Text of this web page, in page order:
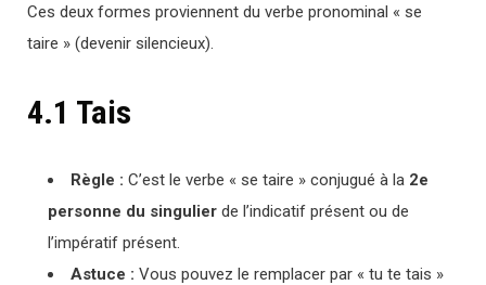
Ces deux formes proviennent du verbe pronominal « se
taire » (devenir silencieux).
4.1 Tais
Règle : C’est le verbe « se taire » conjugué à la 2e
personne du singulierde l’indicatif présent ou de
l’impératif présent.
Astuce : Vous pouvez le remplacer par « tu te tais »